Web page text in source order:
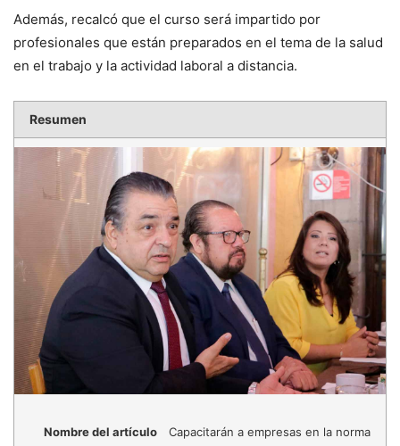
Además, recalcó que el curso será impartido por
profesionales que están preparados en el tema de la salud
en el trabajo y la actividad laboral a distancia.
Resumen
Nombre del artículo
Capacitarán a empresas en la norma